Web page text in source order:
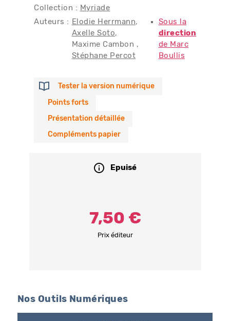
Collection : Myriade
Auteurs : Elodie Herrmann
Axelle Soto
Maxime Cambon
Stéphane Percot
Sous la
direction
de Marc
Boullis
Tester la version numérique
Points forts
Présentation détaillée
Compléments papier
Epuisé
Prix éditeur
7,50 €
Nos Outils Numériques